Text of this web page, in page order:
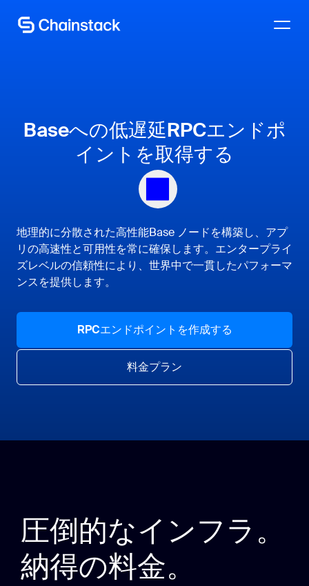
専門家に相談する
Baseへの低遅延RPCエンドポ
イントを取得する
地理的に分散された高性能Base ノードを構築し、アプ
リの高速性と可用性を常に確保します。エンタープライ
ズレベルの信頼性により、世界中で一貫したパフォーマ
ンスを提供します。
RPCエンドポイントを作成する
料金プラン
圧倒的なインフラ。
納得の料金。